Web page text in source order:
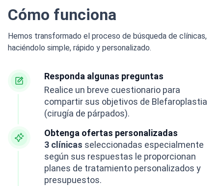
Cómo funciona
Hemos transformado el proceso de búsqueda de clínicas,
haciéndolo simple, rápido y personalizado.
Responda algunas preguntas
Realice un breve cuestionario para
compartir sus objetivos de Blefaroplastia
(cirugía de párpados).
Obtenga ofertas personalizadas
3 clínicas seleccionadas especialmente
según sus respuestas le proporcionan
planes de tratamiento personalizados y
presupuestos.